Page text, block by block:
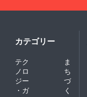
カテゴリー
テク
ノロ
ジー
・ガ
ま
ち
づ
く